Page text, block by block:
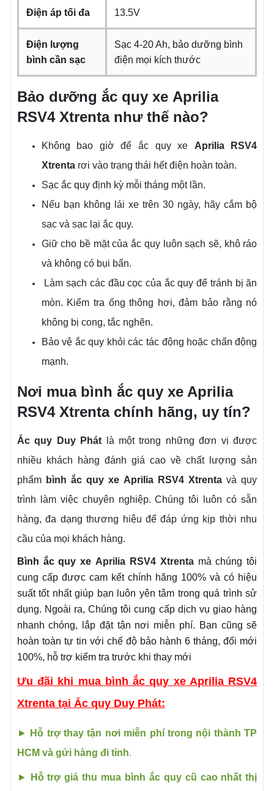
Điện áp tối đa 13.5V
Điện lượng
bình cần sạc
Sạc 4-20 Ah, bảo dưỡng bình
điện mọi kích thước
Bảo dưỡng ắc quy xe Aprilia
RSV4 Xtrentanhư thế nào?
Không bao giờ để ắc quy xe Aprilia
RSV4
Xtrentarơi vào trạng thái hết điện hoàn toàn.
Sạc ắc quy định kỳ mỗi tháng một lần.
Nếu bạn không lái xe trên 30 ngày, hãy cắm bộ
sạc và sạc lại ắc quy.
Giữ cho bề mặt của ắc quy luôn sạch sẽ, khô ráo
và không có bụi bẩn.
Làm sạch các đầu cọc của ắc quy để tránh bị ăn
mòn. Kiểm tra ống thông hơi, đảm bảo rằng nó
không bị cong, tắc nghẽn.
Bảo vệ ắc quy khỏi các tác động hoặc chấn động
mạnh.
Nơi mua bình ắc quy xe Aprilia
RSV4 Xtrenta chính hãng, uy tín?
Ắc quy Duy Phát là một trong những đơn vị được
nhiều khách hàng đánh giá cao về chất lượng sản
phẩm bình ắc quy xe Aprilia RSV4 Xtrenta và quy
trình làm việc chuyên nghiệp. Chúng tôi luôn có sẵn
hàng, đa dạng thương hiệu để đáp ứng kịp thời nhu
cầu của mọi khách hàng.
Bình ắc quy xe Aprilia RSV4 Xtrenta mà chúng tôi
cung cấp được cam kết chính hãng 100% và có hiệu
suất tốt nhất giúp bạn luôn yên tâm trong quá trình sử
dụng. Ngoài ra, Chúng tôi cung cấp dịch vụ giao hàng
nhanh chóng, lắp đặt tận nơi miễn phí. Bạn cũng sẽ
hoàn toàn tự tin với chế độ bảo hành 6 tháng, đổi mới
100%, hỗ trợ kiểm tra trước khi thay mới
Ưu đãi khi mua bình ắc quy xe Aprilia RSV4
Xtrenta tại Ắc quy Duy Phát:
►
Hỗ trợ thay tận nơi miễn phí trong nội thành TP
HCM và gửi hàng đi tỉnh.
►
Hỗ trợ giá thu mua bình ắc quy cũ cao nhất thị